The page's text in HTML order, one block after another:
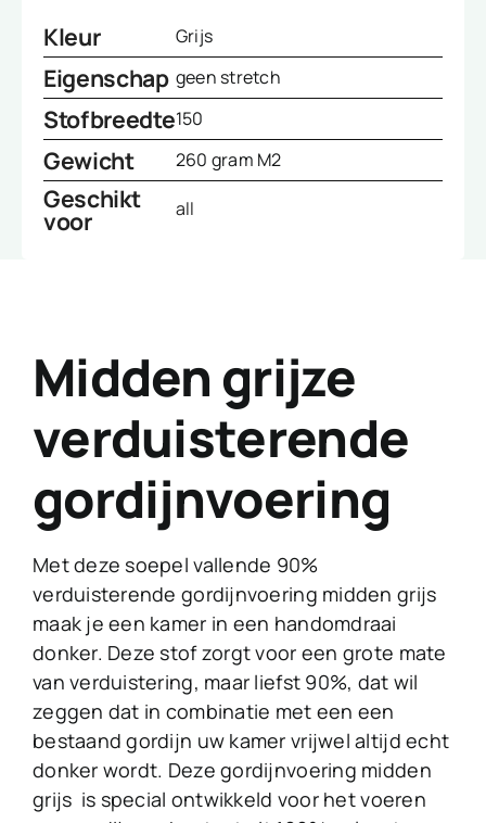
Kleur Grijs
Eigenschap geen stretch
Stofbreedte150
Gewicht 260 gram M2
Geschikt
voor all
Midden grijze
verduisterende
gordijnvoering
Met deze soepel vallende 90%
verduisterende gordijnvoering midden grijs
maak je een kamer in een handomdraai
donker. Deze stof zorgt voor een grote mate
van verduistering, maar liefst 90%, dat wil
zeggen dat in combinatie met een een
bestaand gordijn uw kamer vrijwel altijd echt
donker wordt. Deze gordijnvoering midden
grijs is special ontwikkeld voor het voeren